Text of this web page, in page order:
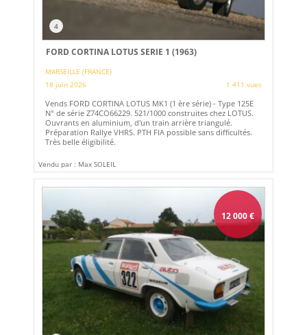
4
FORD CORTINA LOTUS SERIE 1 (1963)
MARSEILLE (FRANCE)
18 juin 2026
1 411 vues
Vends FORD CORTINA LOTUS MK1 (1 ère série) - Type 125E
N° de série Z74CO66229. 521/1000 construites chez LOTUS.
Ouvrants en aluminium, d'un train arrière triangulé.
Préparation Rallye VHRS. PTH FIA possible sans difficultés.
Très belle éligibilité.
Vendu par : Max SOLEIL
12 000€